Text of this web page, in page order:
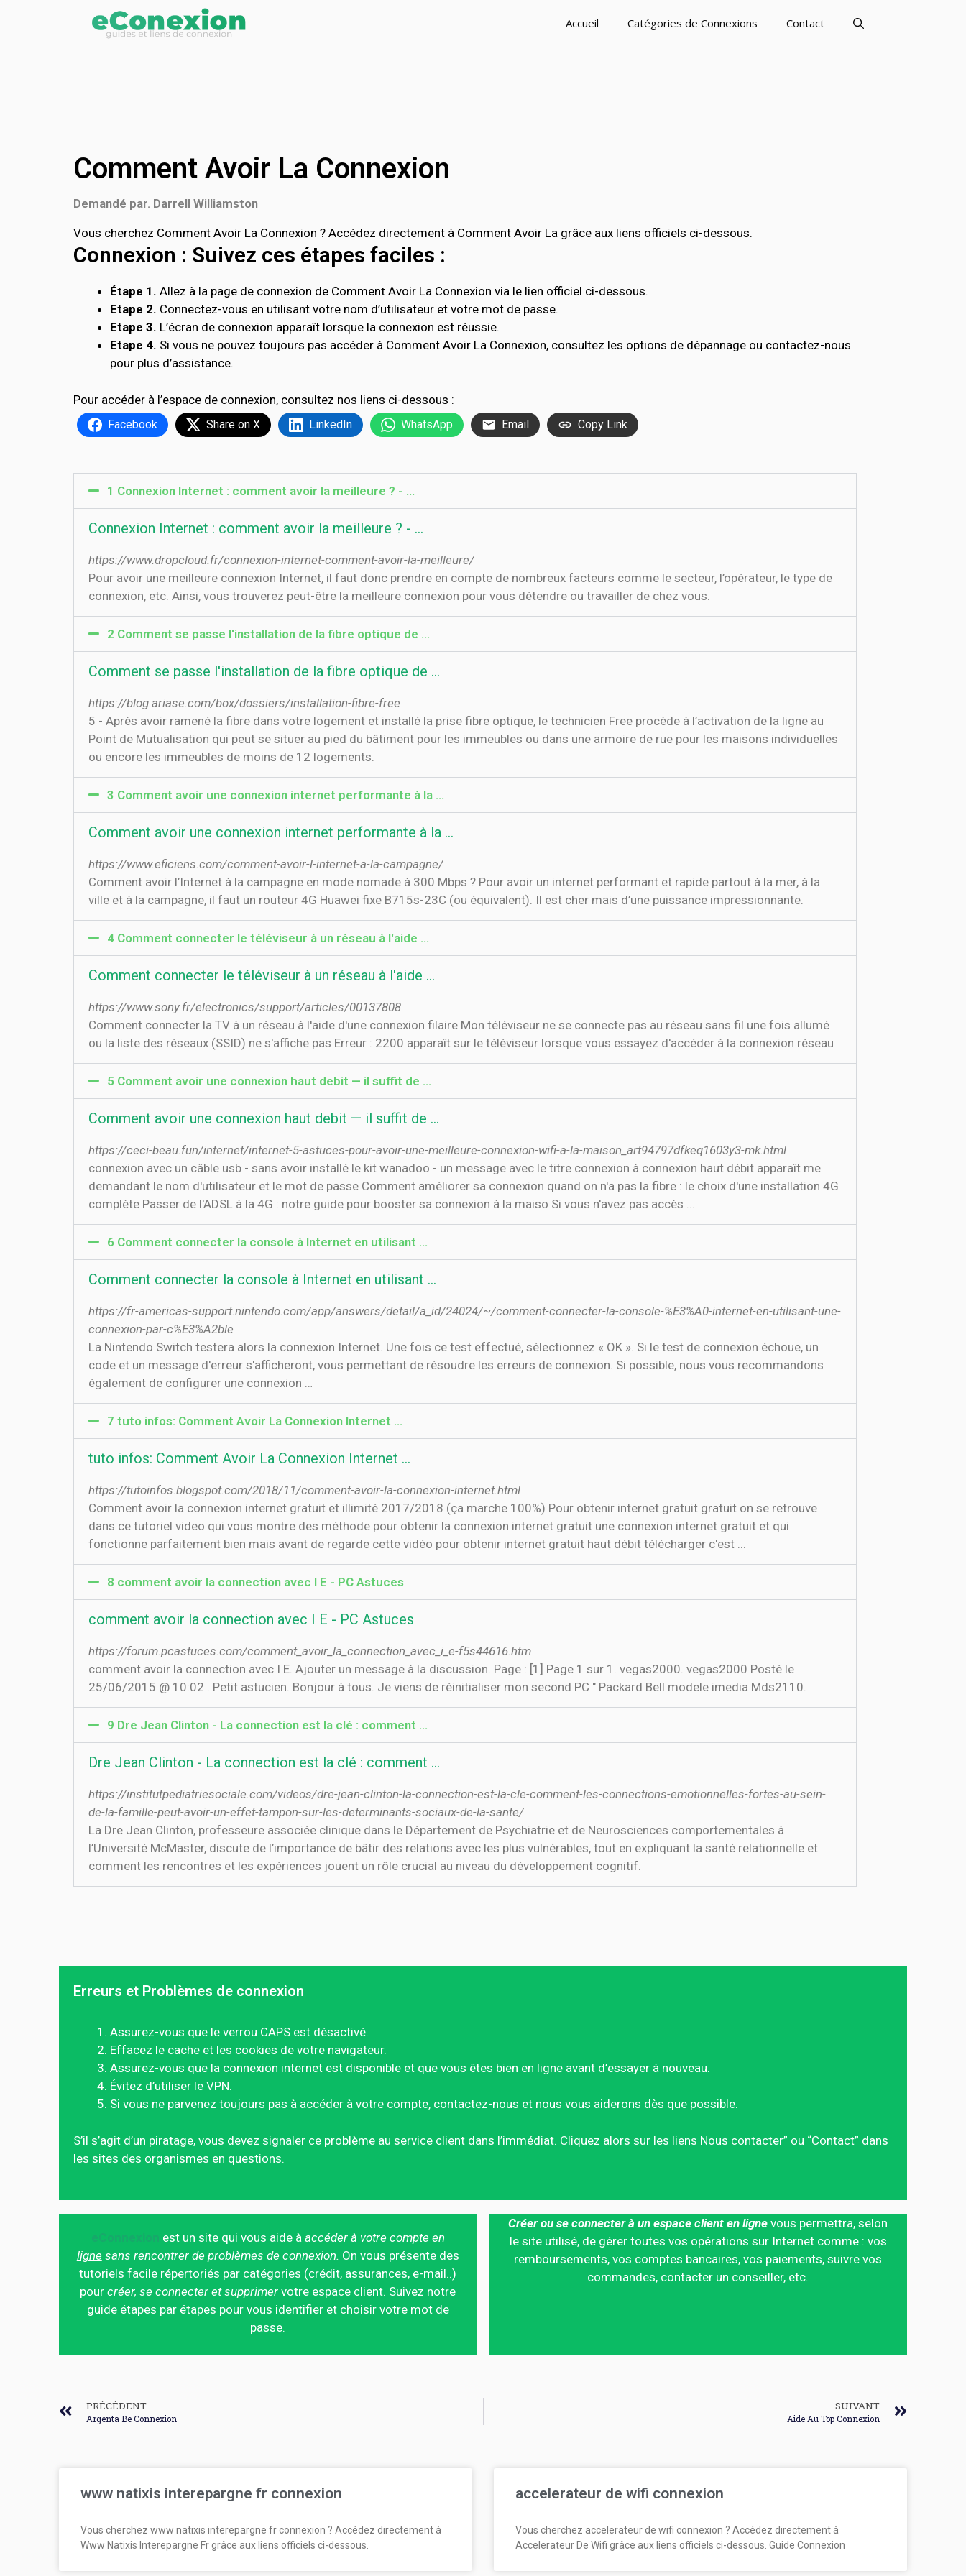
Accueil Catégories de Connexions Contact
Comment Avoir La Connexion
Demandé par. Darrell Williamston
Vous cherchez Comment Avoir La Connexion ? Accédez directement à Comment Avoir La grâce aux liens officiels ci-dessous.
Connexion : Suivez ces étapes faciles :
Étape 1. Allez à la page de connexion de Comment Avoir La Connexion via le lien officiel ci-dessous.
Etape 2. Connectez-vous en utilisant votre nom d’utilisateur et votre mot de passe.
Etape 3. L’écran de connexion apparaît lorsque la connexion est réussie.
Etape 4. Si vous ne pouvez toujours pas accéder à Comment Avoir La Connexion, consultez les options de dépannage ou contactez-nous
pour plus d’assistance.
Pour accéder à l’espace de connexion, consultez nos liens ci-dessous :
Facebook Share on X LinkedIn WhatsApp Email Copy Link
1 Connexion Internet : comment avoir la meilleure ? - …
Connexion Internet : comment avoir la meilleure ? - …
https://www.dropcloud.fr/connexion-internet-comment-avoir-la-meilleure/
Pour avoir une meilleure connexion Internet, il faut donc prendre en compte de nombreux facteurs comme le secteur, l’opérateur, le type de
connexion, etc. Ainsi, vous trouverez peut-être la meilleure connexion pour vous détendre ou travailler de chez vous.
2 Comment se passe l'installation de la fibre optique de …
Comment se passe l'installation de la fibre optique de …
https://blog.ariase.com/box/dossiers/installation-fibre-free
5 - Après avoir ramené la fibre dans votre logement et installé la prise fibre optique, le technicien Free procède à l’activation de la ligne au
Point de Mutualisation qui peut se situer au pied du bâtiment pour les immeubles ou dans une armoire de rue pour les maisons individuelles
ou encore les immeubles de moins de 12 logements.
3 Comment avoir une connexion internet performante à la ...
Comment avoir une connexion internet performante à la ...
https://www.eficiens.com/comment-avoir-l-internet-a-la-campagne/
Comment avoir l’Internet à la campagne en mode nomade à 300 Mbps ? Pour avoir un internet performant et rapide partout à la mer, à la
ville et à la campagne, il faut un routeur 4G Huawei fixe B715s-23C (ou équivalent). Il est cher mais d’une puissance impressionnante.
4 Comment connecter le téléviseur à un réseau à l'aide …
Comment connecter le téléviseur à un réseau à l'aide …
https://www.sony.fr/electronics/support/articles/00137808
Comment connecter la TV à un réseau à l'aide d'une connexion filaire Mon téléviseur ne se connecte pas au réseau sans fil une fois allumé
ou la liste des réseaux (SSID) ne s'affiche pas Erreur : 2200 apparaît sur le téléviseur lorsque vous essayez d'accéder à la connexion réseau
5 Comment avoir une connexion haut debit — il suffit de …
Comment avoir une connexion haut debit — il suffit de …
https://ceci-beau.fun/internet/internet-5-astuces-pour-avoir-une-meilleure-connexion-wifi-a-la-maison_art94797dfkeq1603y3-mk.html
connexion avec un câble usb - sans avoir installé le kit wanadoo - un message avec le titre connexion à connexion haut débit apparaît me
demandant le nom d'utilisateur et le mot de passe Comment améliorer sa connexion quand on n'a pas la fibre : le choix d'une installation 4G
complète Passer de l'ADSL à la 4G : notre guide pour booster sa connexion à la maiso Si vous n'avez pas accès ...
6 Comment connecter la console à Internet en utilisant …
Comment connecter la console à Internet en utilisant …
https://fr-americas-support.nintendo.com/app/answers/detail/a_id/24024/~/comment-connecter-la-console-%E3%A0-internet-en-utilisant-une-
connexion-par-c%E3%A2ble
La Nintendo Switch testera alors la connexion Internet. Une fois ce test effectué, sélectionnez « OK ». Si le test de connexion échoue, un
code et un message d'erreur s'afficheront, vous permettant de résoudre les erreurs de connexion. Si possible, nous vous recommandons
également de configurer une connexion …
7 tuto infos: Comment Avoir La Connexion Internet …
tuto infos: Comment Avoir La Connexion Internet …
https://tutoinfos.blogspot.com/2018/11/comment-avoir-la-connexion-internet.html
Comment avoir la connexion internet gratuit et illimité 2017/2018 (ça marche 100%) Pour obtenir internet gratuit gratuit on se retrouve
dans ce tutoriel video qui vous montre des méthode pour obtenir la connexion internet gratuit une connexion internet gratuit et qui
fonctionne parfaitement bien mais avant de regarde cette vidéo pour obtenir internet gratuit haut débit télécharger c'est ...
8 comment avoir la connection avec I E - PC Astuces
comment avoir la connection avec I E - PC Astuces
https://forum.pcastuces.com/comment_avoir_la_connection_avec_i_e-f5s44616.htm
comment avoir la connection avec I E. Ajouter un message à la discussion. Page : [1] Page 1 sur 1. vegas2000. vegas2000 Posté le
25/06/2015 @ 10:02 . Petit astucien. Bonjour à tous. Je viens de réinitialiser mon second PC " Packard Bell modele imedia Mds2110.
9 Dre Jean Clinton - La connection est la clé : comment …
Dre Jean Clinton - La connection est la clé : comment …
https://institutpediatriesociale.com/videos/dre-jean-clinton-la-connection-est-la-cle-comment-les-connections-emotionnelles-fortes-au-sein-
de-la-famille-peut-avoir-un-effet-tampon-sur-les-determinants-sociaux-de-la-sante/
La Dre Jean Clinton, professeure associée clinique dans le Département de Psychiatrie et de Neurosciences comportementales à
l’Université McMaster, discute de l’importance de bâtir des relations avec les plus vulnérables, tout en expliquant la santé relationnelle et
comment les rencontres et les expériences jouent un rôle crucial au niveau du développement cognitif.
Erreurs et Problèmes de connexion
Assurez-vous que le verrou CAPS est désactivé.
Effacez le cache et les cookies de votre navigateur.
Assurez-vous que la connexion internet est disponible et que vous êtes bien en ligne avant d’essayer à nouveau.
Évitez d’utiliser le VPN.
Si vous ne parvenez toujours pas à accéder à votre compte, contactez-nous et nous vous aiderons dès que possible.
S’il s’agit d’un piratage, vous devez signaler ce problème au service client dans l’immédiat. Cliquez alors sur les liens Nous contacter” ou “Contact” dans
les sites des organismes en questions.
est un site qui vous aide à accéder à votre compte en
ligne sans rencontrer de problèmes de connexion. On vous présente des
tutoriels facile répertoriés par catégories (crédit, assurances, e-mail..)
pourcréer, se connecter et supprimer votre espace client. Suivez notre
guide étapes par étapes pour vous identifier et choisir votre mot de
passe.
Créer ou se connecter à un espace client en ligne vous permettra, selon
le site utilisé, de gérer toutes vos opérations sur Internet comme : vos
remboursements, vos comptes bancaires, vos paiements, suivre vos
commandes, contacter un conseiller, etc.
PRÉCÉDENT
Argenta Be Connexion
SUIVANT
Aide Au Top Connexion
www natixis interepargne fr connexion
Vous cherchez www natixis interepargne fr connexion ? Accédez directement à
Www Natixis Interepargne Fr grâce aux liens officiels ci-dessous.
accelerateur de wifi connexion
Vous cherchez accelerateur de wifi connexion ? Accédez directement à
Accelerateur De Wifi grâce aux liens officiels ci-dessous. Guide Connexion